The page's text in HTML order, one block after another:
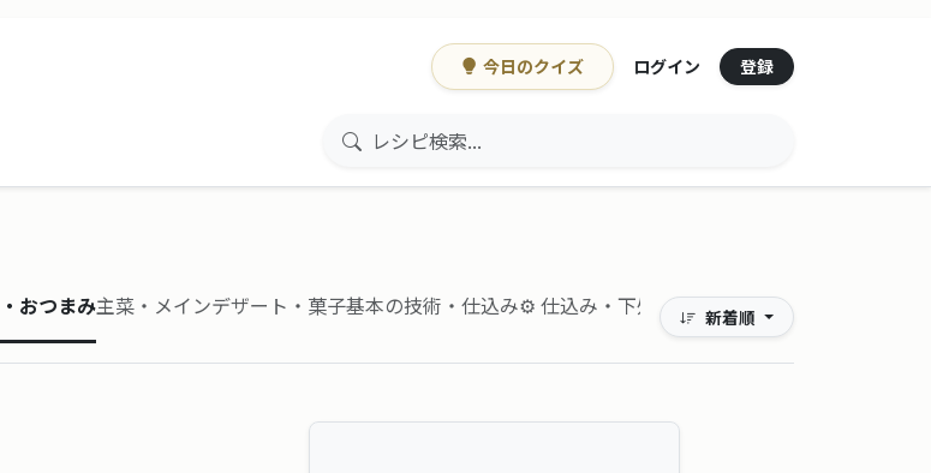
今日のクイズ ログイン 登録
おつまみ主菜・メインデザート・菓子基本の技術・仕込み⚙ 仕込み・下処理 新着順